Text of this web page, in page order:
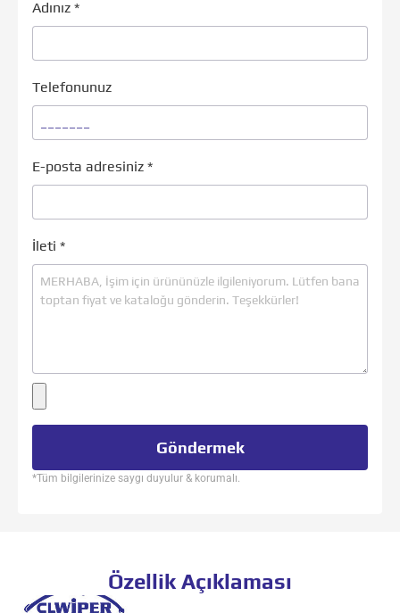
Adınız *
Telefonunuz
E-posta adresiniz *
İleti *
Göndermek
*Tüm bilgilerinize saygı duyulur & korumalı.
Özellik Açıklaması